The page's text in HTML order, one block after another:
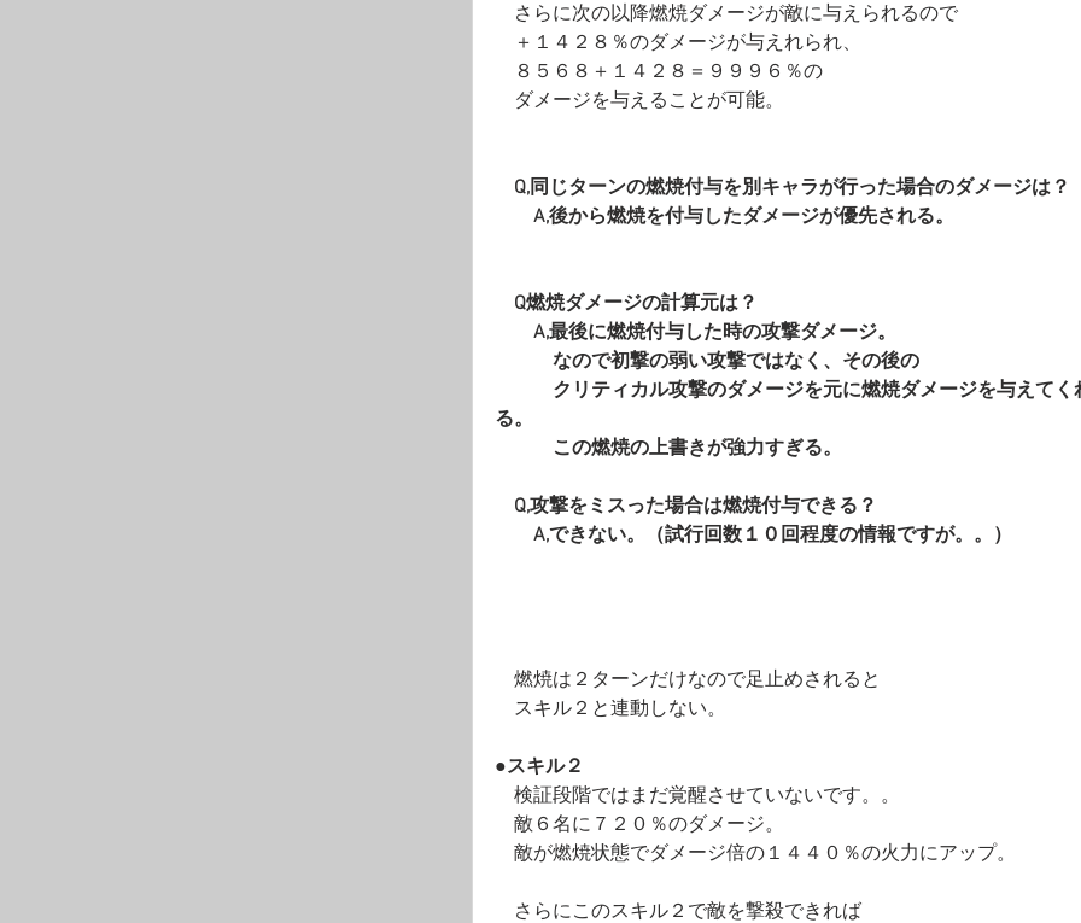
さらに次の以降燃焼ダメージが敵に与えられるので
＋１４２８％のダメージが与えれられ、
８５６８＋１４２８＝９９９６％の
ダメージを与えることが可能。
Q,同じターンの燃焼付与を別キャラが行った場合のダメージは？
A,後から燃焼を付与したダメージが優先される。
Q燃焼ダメージの計算元は？
A,最後に燃焼付与した時の攻撃ダメージ。
なので初撃の弱い攻撃ではなく、その後の
クリティカル攻撃のダメージを元に燃焼ダメージを与えてく
る。
この燃焼の上書きが強力すぎる。
Q,攻撃をミスった場合は燃焼付与できる？
A,できない。（試行回数１０回程度の情報ですが。。）
燃焼は２ターンだけなので足止めされると
スキル２と連動しない。
●スキル２
検証段階ではまだ覚醒させていないです。。
敵６名に７２０％のダメージ。
敵が燃焼状態でダメージ倍の１４４０％の火力にアップ。
さらにこのスキル２で敵を撃殺できれば